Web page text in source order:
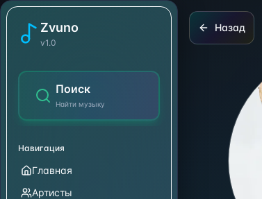
Zvuno
v1.0
Поиск
Найти музыку
Навигация
Главная
Артисты
Bryan Adams
Назад